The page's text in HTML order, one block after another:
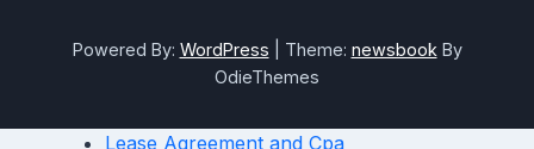
Powered By: WordPress Theme: newsbook By
OdieThemes
Lease Agreement and Cpa